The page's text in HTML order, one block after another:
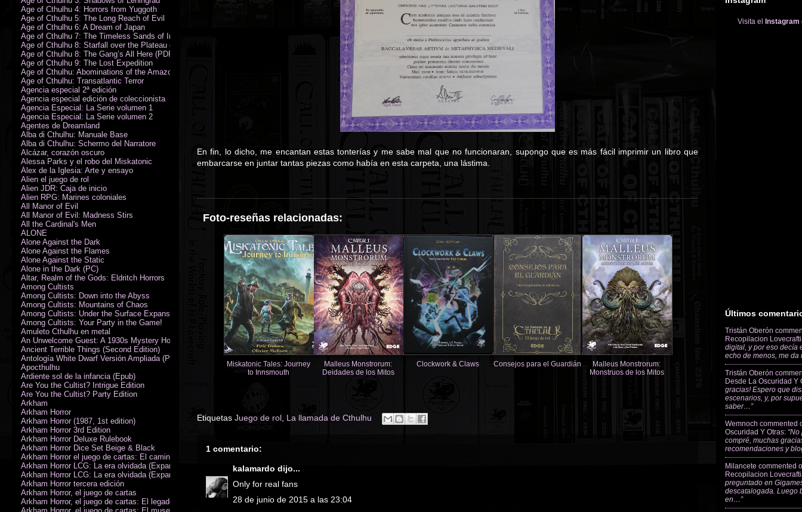
En fin, lo dicho, me encantan estas tonterías y me sabe mal que no funcionaran, supongo que es más fácil imprimir un libro que
embarcarse en juntar tantas piezas como había en esta carpeta, una lástima.
Foto-reseñas relacionadas:
Miskatonic Tales: Journey
to Innsmouth
Malleus Monstrorum:
Deidades de los Mitos
Clockwork & Claws Consejos para el Guardián
Malleus Monstrorum:
Monstruos de los Mitos
Etiquetas Juego de rol, La llamada de Cthulhu
1 comentario:
kalamardo dijo...
Only for real fans
28 de junio de 2015 a las 23:04
Age of Cthulhu 4: Horrors from Yuggoth
Age of Cthulhu 5: The Long Reach of Evil
Age of Cthulhu 6: A Dream of Japan
Age of Cthulhu 7: The Timeless Sands of India
Age of Cthulhu 8: Starfall over the Plateau of Leng
Age of Cthulhu 8: The Gang’s All Here (PDF)
Age of Cthulhu 9: The Lost Expedition
Age of Cthulhu: Abominations of the Amazon
Age of Cthulhu: Transatlantic Terror
Agencia especial 2ª edición
Agencia especial edición de coleccionista
Agencia Especial: La Serie volumen 1
Agencia Especial: La Serie volumen 2
Agentes de Dreamland
Alba di Cthulhu: Manuale Base
Alba di Cthulhu: Schermo del Narratore
Alcázar, corazón oscuro
Alessa Parks y el robo del Miskatonic
Álex de la Iglesia: Arte y ensayo
Alien el juego de rol
Alien JDR: Caja de inicio
Alien RPG: Marines coloniales
All Manor of Evil
All Manor of Evil: Madness Stirs
All the Cardinal's Men
ALONE
Alone Against the Dark
Alone Against the Flames
Alone Against the Static
Alone in the Dark (PC)
Altar, Realm of the Gods: Eldritch Horrors
Among Cultists
Among Cultists: Down into the Abyss
Among Cultists: Mountains of Chaos
Among Cultists: Under the Surface Expansion
Among Cultists: Your Party in the Game!
Amuleto Cthulhu en metal
An Unwelcome Guest: A 1930s Mystery Horror Adventure RPG
Ancient Terrible Things (Second Edition)
Antología White Dwarf Versión Ampliada (PDF)
Apocthulhu
Ardiente sol de la infancia (Epub)
Are You the Cultist? Intrigue Edition
Are You the Cultist? Party Edition
Arkham
Arkham Horror
Arkham Horror (1987, 1st edition)
Arkham Horror 3rd Edition
Arkham Horror Deluxe Rulebook
Arkham Horror Dice Set Beige & Black
Arkham Horror el juego de cartas: El camino a Carcosa - Exp. campaña
Arkham Horror LCG: La era olvidada (Expansión de campaña)
Arkham Horror LCG: La era olvidada (Expansión de investigadores)
Arkham Horror tercera edición
Arkham Horror, el juego de cartas
Arkham Horror, el juego de cartas: El legado de Dunwich expansión
Visita el Instagram
Últimos
Tristán Oberón
Recopilacion
digital, y por eso decía
echo de menos, me
Tristán Oberón
Desde La Oscuridad Y
gracias! Espero que
escenarios, y, por
saber…”
Wemnoch commented
Oscuridad Y Otras:
compré, muchas
recomendaciones y
Milancete commented
Recopilacion
preguntado en
descatalogada. Luego
en…”